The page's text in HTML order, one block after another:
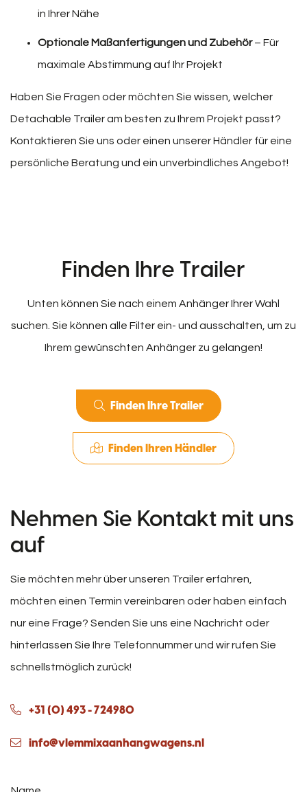
in Ihrer Nähe
Optionale Maßanfertigungen und Zubehör– Für
maximale Abstimmung auf Ihr Projekt
Haben Sie Fragen oder möchten Sie wissen, welcher
Detachable Trailer am besten zu Ihrem Projekt passt?
Kontaktieren Sie uns oder einen unserer Händler für eine
persönliche Beratung und ein unverbindliches Angebot!
Finden Ihre Trailer
Unten können Sie nach einem Anhänger Ihrer Wahl
suchen. Sie können alle Filter ein- und ausschalten, um zu
Ihrem gewünschten Anhänger zu gelangen!
Finden Ihre Trailer
Finden Ihren Händler
Nehmen Sie Kontakt mit uns
auf
Sie möchten mehr über unseren Trailer erfahren,
möchten einen Termin vereinbaren oder haben einfach
nur eine Frage? Senden Sie uns eine Nachricht oder
hinterlassen Sie Ihre Telefonnummer und wir rufen Sie
schnellstmöglich zurück!
+31 (0) 493 - 724980
info@vlemmixaanhangwagens.nl